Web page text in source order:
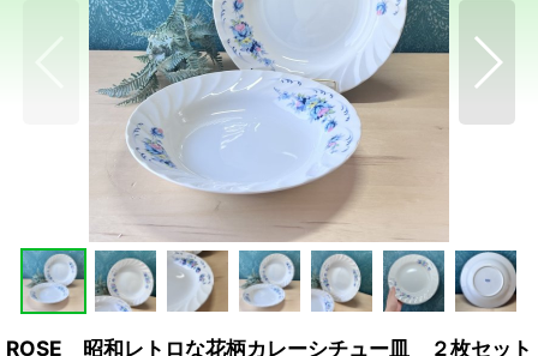
ROSE 昭和レトロな花柄カレーシチュー皿 ２枚セット